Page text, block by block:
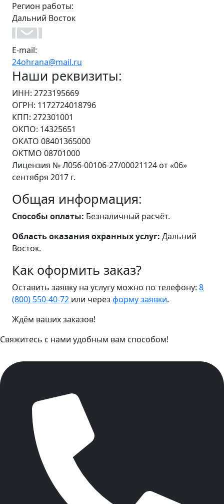
Регион работы:
Дальний Восток
E-mail:
24ohrana@mail.ru
Наши реквизиты:
ИНН: 2723195669
ОГРН: 1172724018796
КПП: 272301001
ОКПО: 14325651
ОКАТО 08401365000
ОКТМО 08701000
Лицензия № Л056-00106-27/00021124 от «06»
сентября 2017 г.
Общая информация:
Способы оплаты: Безналичный расчёт.
Область оказания охранных услуг: Дальний
Восток.
Как оформить заказ?
Оставить заявку на услугу можно по телефону: 8
(800) 550-40-72 или через форму заявки.
Ждём ваших заказов!
Свяжитесь с нами удобным вам способом!